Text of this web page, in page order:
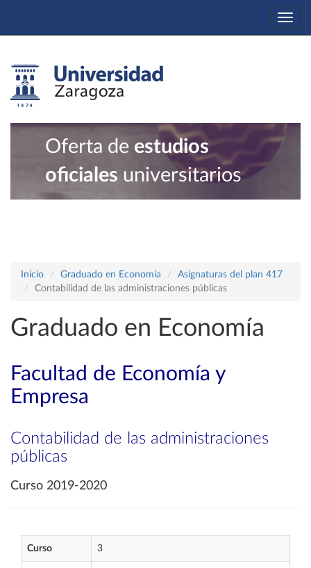
Oferta de estudios
oficiales universitarios
Inicio Graduado en Economía
Asignaturas del plan 417
Contabilidad de las administraciones públicas
Graduado en Economía
Facultad de Economía y
Empresa
Contabilidad de las administraciones
públicas
Curso 2019-2020
Curso 3